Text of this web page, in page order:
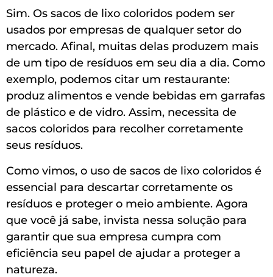
Sim. Os sacos de lixo coloridos podem ser
usados por empresas de qualquer setor do
mercado. Afinal, muitas delas produzem mais
de um tipo de resíduos em seu dia a dia. Como
exemplo, podemos citar um restaurante:
produz alimentos e vende bebidas em garrafas
de plástico e de vidro. Assim, necessita de
sacos coloridos para recolher corretamente
seus resíduos.
Como vimos, o uso de sacos de lixo coloridos é
essencial para descartar corretamente os
resíduos e proteger o meio ambiente. Agora
que você já sabe, invista nessa solução para
garantir que sua empresa cumpra com
eficiência seu papel de ajudar a proteger a
natureza.